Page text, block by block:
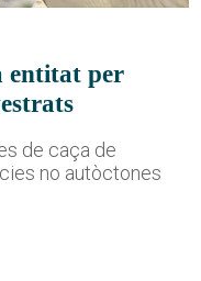
entitat per
de caça de
no autòctones